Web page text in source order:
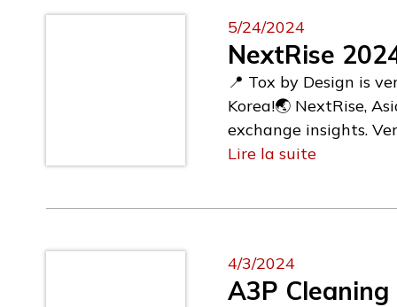
CM&S est en train de
indéfectible envers
sain.Nous sommes
autres membres
Corporate, veuillez
5/24/2024
NextRise
📍 Tox by Design is
Korea!🌏 NextRise,
exchange insights.
people in the
Seoul on June 13th
Lire la suite
4/3/2024
A3P